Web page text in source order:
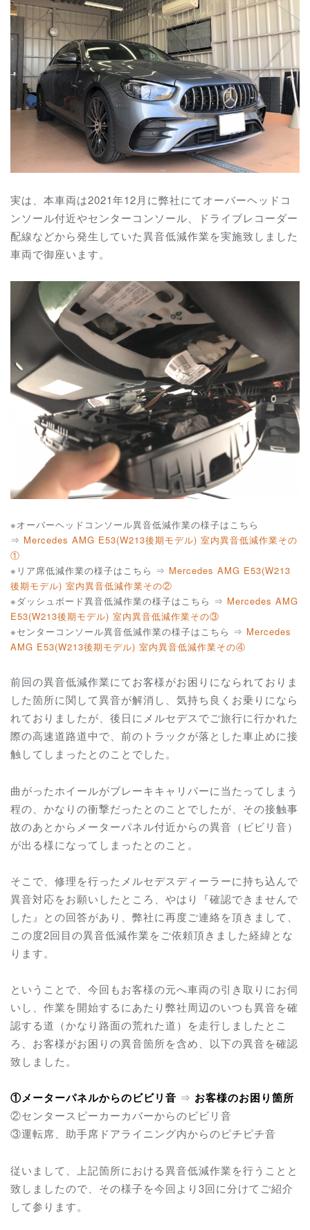
実は、本車両は2021年12月に弊社にてオーバーヘッドコ
ンソール付近やセンターコンソール、ドライブレコーダー
配線などから発生していた異音低減作業を実施致しました
車両で御座います。
※オーバーヘッドコンソール異音低減作業の様子はこちら
⇒ Mercedes AMG E53(W213後期モデル) 室内異音低減作業その
①
※リア席低減作業の様子はこちら ⇒ Mercedes AMG E53(W213
後期モデル) 室内異音低減作業その②
※ダッシュボード異音低減作業の様子はこちら ⇒ Mercedes AMG
E53(W213後期モデル) 室内異音低減作業その③
※センターコンソール異音低減作業の様子はこちら ⇒ Mercedes
AMG E53(W213後期モデル) 室内異音低減作業その④
前回の異音低減作業にてお客様がお困りになられておりま
した箇所に関して異音が解消し、気持ち良くお乗りになら
れておりましたが、後日にメルセデスでご旅行に行かれた
際の高速道路道中で、前のトラックが落とした車止めに接
触してしまったとのことでした。
曲がったホイールがブレーキキャリパーに当たってしまう
程の、かなりの衝撃だったとのことでしたが、その接触事
故のあとからメーターパネル付近からの異音（ビビリ音）
が出る様になってしまったとのこと。
そこで、修理を行ったメルセデスディーラーに持ち込んで
異音対応をお願いしたところ、やはり『確認できませんで
した』との回答があり、弊社に再度ご連絡を頂きまして、
この度2回目の異音低減作業をご依頼頂きました経緯とな
ります。
ということで、今回もお客様の元へ車両の引き取りにお伺
いし、作業を開始するにあたり弊社周辺のいつも異音を確
認する道（かなり路面の荒れた道）を走行しましたとこ
ろ、お客様がお困りの異音箇所を含め、以下の異音を確認
致しました。
①メーターパネルからのビビリ音 ⇒ お客様のお困り箇所
②センタースピーカーカバーからのビビリ音
③運転席、助手席ドアライニング内からのピチピチ音
従いまして、上記箇所における異音低減作業を行うことと
致しましたので、その様子を今回より3回に分けてご紹介
して参ります。